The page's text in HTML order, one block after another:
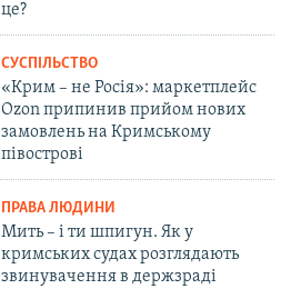
це?
СУСПІЛЬСТВО
«Крим – не Росія»: маркетплейс
Ozon припинив прийом нових
замовлень на Кримському
півострові
ПРАВА ЛЮДИНИ
Мить – і ти шпигун. Як у
кримських судах розглядають
звинувачення в держзраді